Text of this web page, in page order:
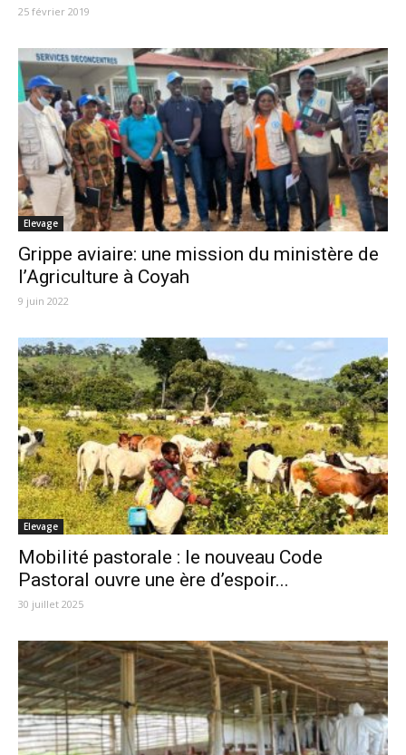
25 février 2019
Elevage
Grippe aviaire: une mission du ministère de
l’Agriculture à Coyah
9 juin 2022
Elevage
Mobilité pastorale : le nouveau Code
Pastoral ouvre une ère d’espoir...
30 juillet 2025